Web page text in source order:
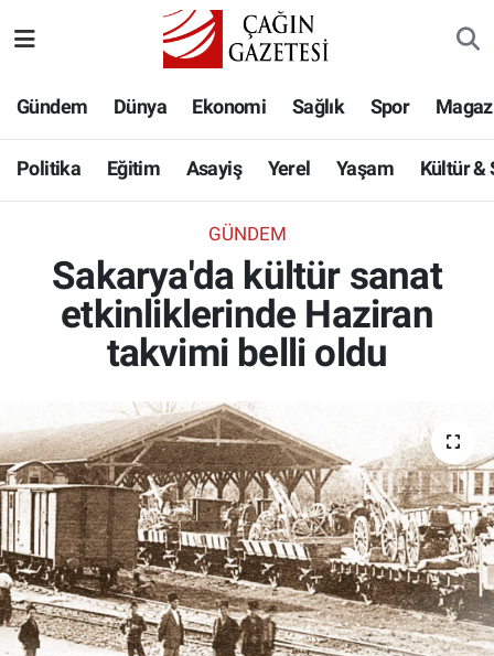
Gündem Dünya Ekonomi Sağlık Spor
Politika Eğitim Asayiş Yerel Yaşam Kültür &
GÜNDEM
Sakarya'da kültür sanat
etkinliklerinde Haziran
takvimi belli oldu
Eğitim
Asayiş
Yaşam
Kültür & Sanat
Bilim-Teknoloji
Köşe Yazıları
Röportaj
Video Galeri
Hava Durumu
Namaz Vakitleri
Süper Lig Puan Durumu ve Fikstür
Tüm Manşetler
Son Dakika Haberleri
Haber Arşivi